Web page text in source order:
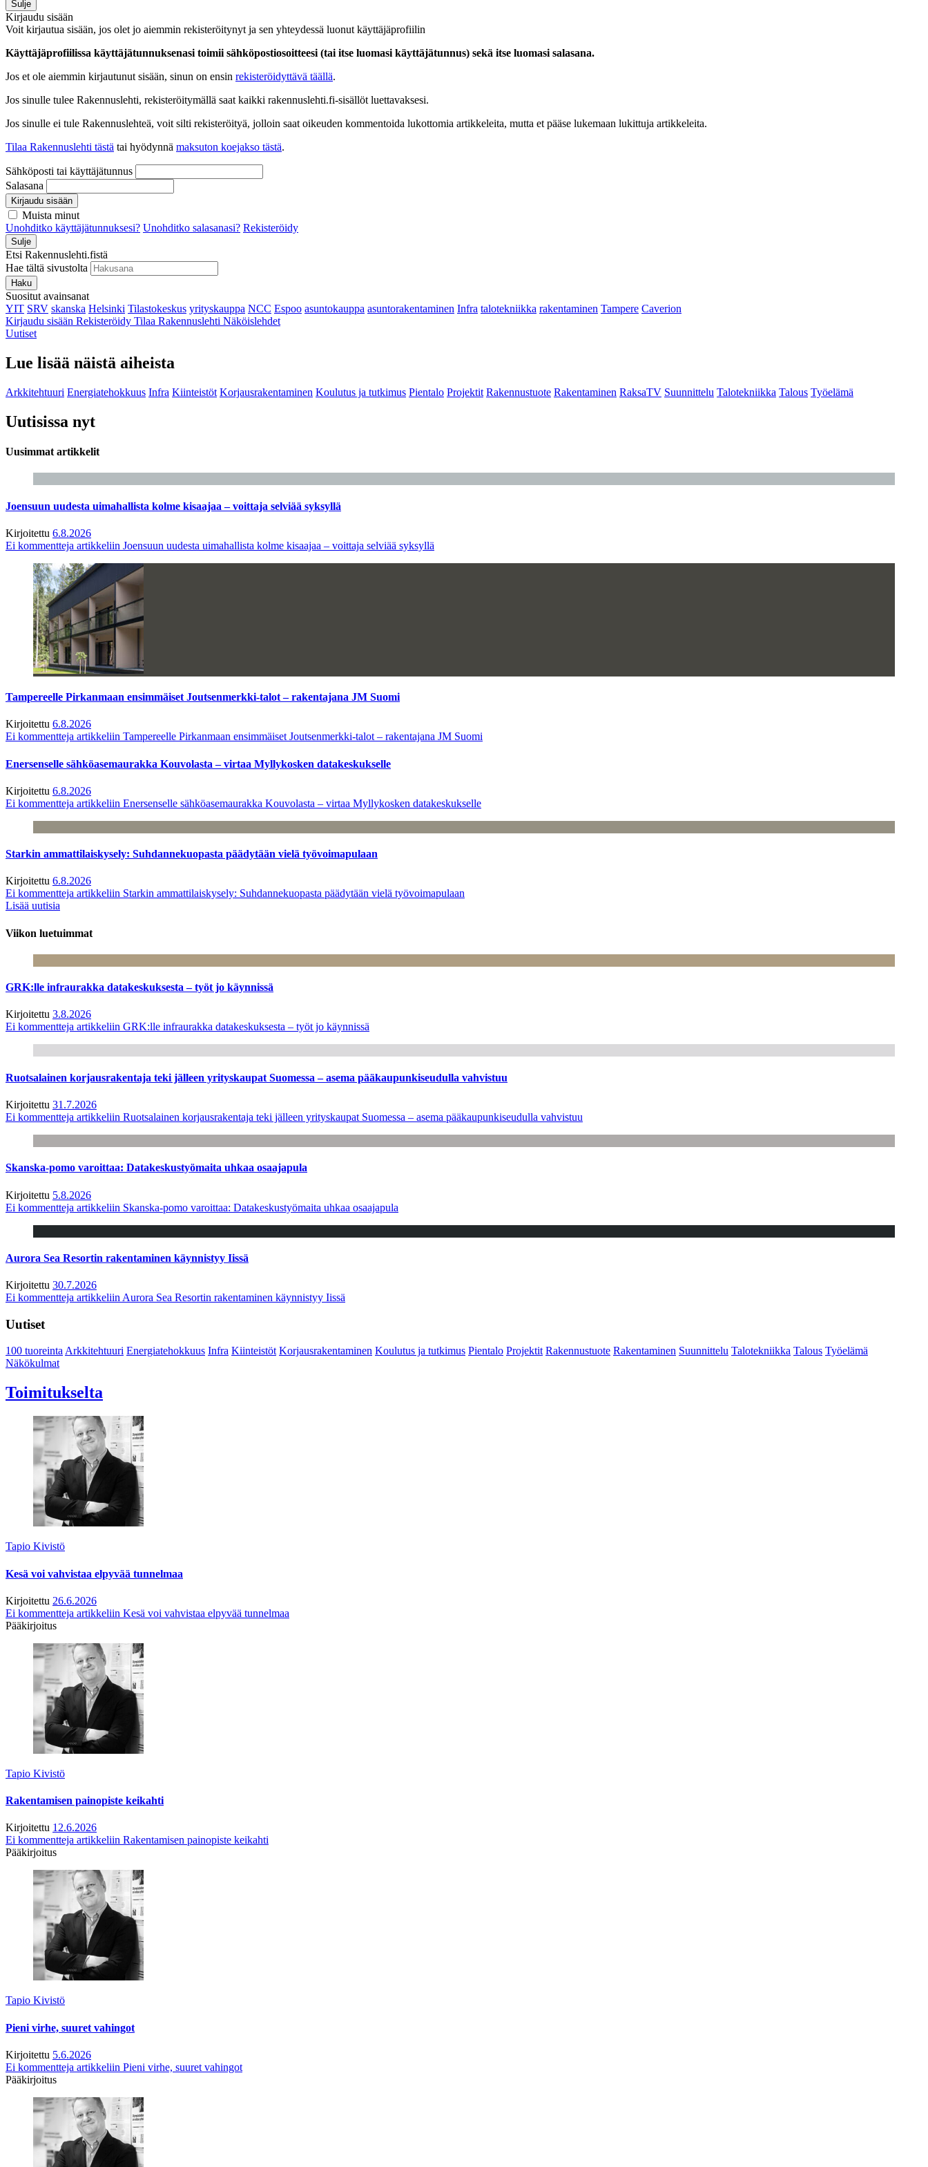
Sulje
Kirjaudu sisään
Voit kirjautua sisään, jos olet jo aiemmin rekisteröitynyt ja sen yhteydessä luonut käyttäjäprofiilin
Käyttäjäprofiilissa käyttäjätunnuksenasi toimii sähköpostiosoitteesi (tai itse luomasi käyttäjätunnus) sekä itse luomasi salasana.
Jos et ole aiemmin kirjautunut sisään, sinun on ensin rekisteröidyttävä täällä.
Jos sinulle tulee Rakennuslehti, rekisteröitymällä saat kaikki rakennuslehti.fi-sisällöt luettavaksesi.
Jos sinulle ei tule Rakennuslehteä, voit silti rekisteröityä, jolloin saat oikeuden kommentoida lukottomia artikkeleita, mutta et pääse lukemaan lukittuja artikkeleita.
Tilaa Rakennuslehti tästä tai hyödynnä maksuton koejakso tästä.
Sähköposti tai käyttäjätunnus
Salasana
Kirjaudu sisään
Muista minut
Unohditko käyttäjätunnuksesi? Unohditko salasanasi? Rekisteröidy
Sulje
Etsi Rakennuslehti.fistä
Hae tältä sivustolta
Haku
Suositut avainsanat
YIT SRV skanska Helsinki Tilastokeskus yrityskauppa NCC Espoo asuntokauppa asuntorakentaminen Infra talotekniikka rakentaminen Tampere Caverion
Kirjaudu sisään Rekisteröidy Tilaa Rakennuslehti Näköislehdet
Uutiset
Lue lisää näistä aiheista
Arkkitehtuuri Energiatehokkuus Infra Kiinteistöt Korjausrakentaminen Koulutus ja tutkimus Pientalo Projektit Rakennustuote Rakentaminen RaksaTV Suunnittelu Talotekniikka Talous Työelämä
Uutisissa nyt
Uusimmat artikkelit
Joensuun uudesta uimahallista kolme kisaajaa – voittaja selviää syksyllä
Kirjoitettu 6.8.2026
Ei kommentteja artikkeliin Joensuun uudesta uimahallista kolme kisaajaa – voittaja selviää syksyllä
Tampereelle Pirkanmaan ensimmäiset Joutsenmerkki-talot – rakentajana JM Suomi
Kirjoitettu 6.8.2026
Ei kommentteja artikkeliin Tampereelle Pirkanmaan ensimmäiset Joutsenmerkki-talot – rakentajana JM Suomi
Enersenselle sähköasemaurakka Kouvolasta – virtaa Myllykosken datakeskukselle
Kirjoitettu 6.8.2026
Ei kommentteja artikkeliin Enersenselle sähköasemaurakka Kouvolasta – virtaa Myllykosken datakeskukselle
Starkin ammattilaiskysely: Suhdannekuopasta päädytään vielä työvoimapulaan
Kirjoitettu 6.8.2026
Ei kommentteja artikkeliin Starkin ammattilaiskysely: Suhdannekuopasta päädytään vielä työvoimapulaan
Lisää uutisia
Viikon luetuimmat
GRK:lle infraurakka datakeskuksesta – työt jo käynnissä
Kirjoitettu 3.8.2026
Ei kommentteja artikkeliin GRK:lle infraurakka datakeskuksesta – työt jo käynnissä
Ruotsalainen korjausrakentaja teki jälleen yrityskaupat Suomessa – asema pääkaupunkiseudulla vahvistuu
Kirjoitettu 31.7.2026
Ei kommentteja artikkeliin Ruotsalainen korjausrakentaja teki jälleen yrityskaupat Suomessa – asema pääkaupunkiseudulla vahvistuu
Skanska-pomo varoittaa: Datakeskustyömaita uhkaa osaajapula
Kirjoitettu 5.8.2026
Ei kommentteja artikkeliin Skanska-pomo varoittaa: Datakeskustyömaita uhkaa osaajapula
Aurora Sea Resortin rakentaminen käynnistyy Iissä
Kirjoitettu 30.7.2026
Ei kommentteja artikkeliin Aurora Sea Resortin rakentaminen käynnistyy Iissä
Uutiset
100 tuoreintaArkkitehtuuri Energiatehokkuus Infra Kiinteistöt Korjausrakentaminen Koulutus ja tutkimus Pientalo Projektit Rakennustuote Rakentaminen Suunnittelu Talotekniikka Talous Työelämä
Näkökulmat
Toimitukselta
Tapio Kivistö
Kesä voi vahvistaa elpyvää tunnelmaa
Kirjoitettu 26.6.2026
Ei kommentteja artikkeliin Kesä voi vahvistaa elpyvää tunnelmaa
Pääkirjoitus
Tapio Kivistö
Rakentamisen painopiste keikahti
Kirjoitettu 12.6.2026
Ei kommentteja artikkeliin Rakentamisen painopiste keikahti
Pääkirjoitus
Tapio Kivistö
Pieni virhe, suuret vahingot
Kirjoitettu 5.6.2026
Ei kommentteja artikkeliin Pieni virhe, suuret vahingot
Pääkirjoitus